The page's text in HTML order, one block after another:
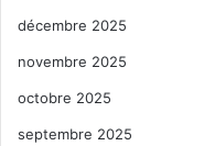
décembre 2025
novembre 2025
octobre 2025
septembre 2025